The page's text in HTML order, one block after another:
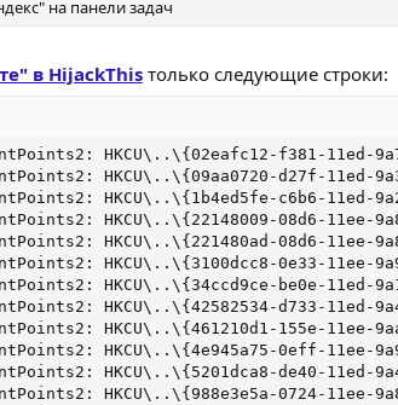
на панели задач
в HijackThis только следующие строки:
HKCU\..\{02eafc12-f381-11ed-
HKCU\..\{09aa0720-d27f-
HKCU\..\{1b4ed5fe-c6b6-11ed-
HKCU\..\{22148009-08d6-
HKCU\..\{221480ad-08d6-
HKCU\..\{3100dcc8-0e33-11ee-
HKCU\..\{34ccd9ce-be0e-
HKCU\..\{42582534-d733-
HKCU\..\{461210d1-155e-
HKCU\..\{4e945a75-0eff-11ee-
HKCU\..\{5201dca8-de40-
HKCU\..\{988e3e5a-0724-